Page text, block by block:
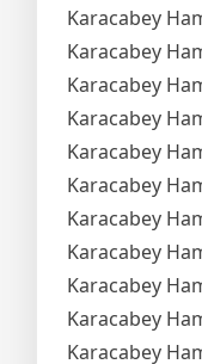
Karacabey
Karacabey
Karacabey
Karacabey
Karacabey
Karacabey
Karacabey
Karacabey
Karacabey
Karacabey
Karacabey